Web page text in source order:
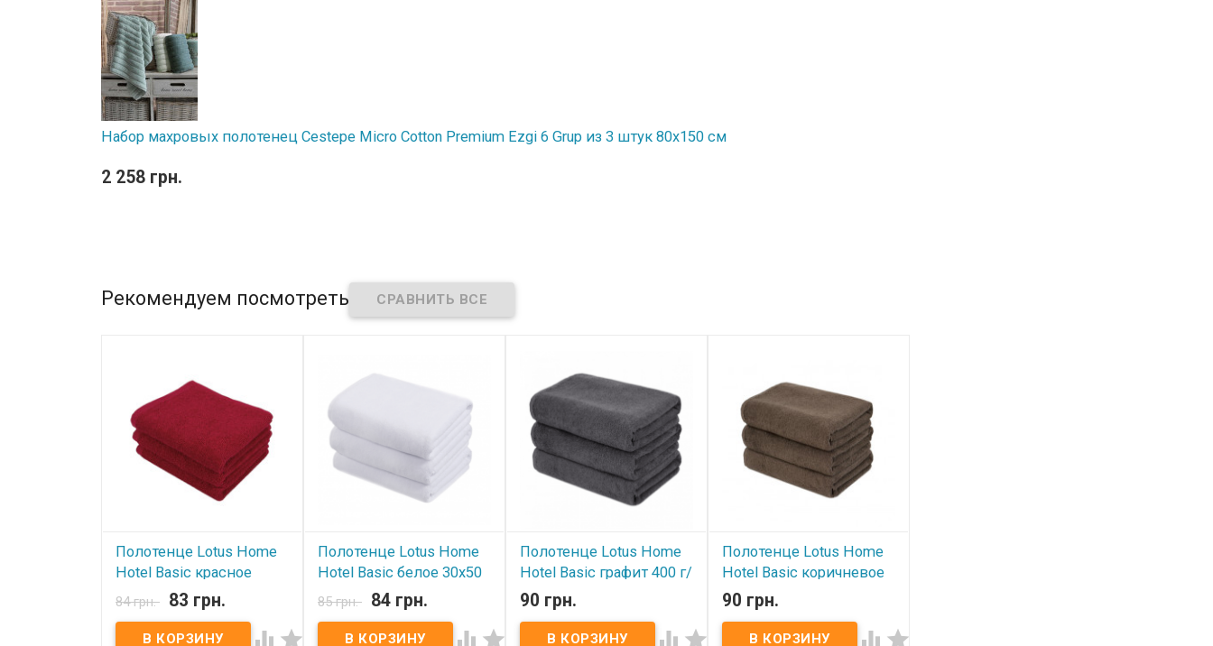
Набор махровых полотенец Cestepe Micro Cotton Premium Ezgi 6 Grup из 3 штук 80х150 см
2 258 грн.
Рекомендуем посмотреть
Полотенце Lotus Home
Hotel Basic красное
30х50 см (16/1) 400 г/м²
В наличии
84 грн. 83 грн.
 
Полотенце Lotus Home
Hotel Basic белое 30х50
см (20/2) 450 г/м²
В наличии
85 грн. 84 грн.
 
Полотенце Lotus Home
Hotel Basic графит 400 г/
м² 30х50 см
В наличии
90 грн.
 
Полотенце Lotus Home
Hotel Basic коричневое
30х50 см (16/1) 400 г/м²
В наличии
90 грн.
 